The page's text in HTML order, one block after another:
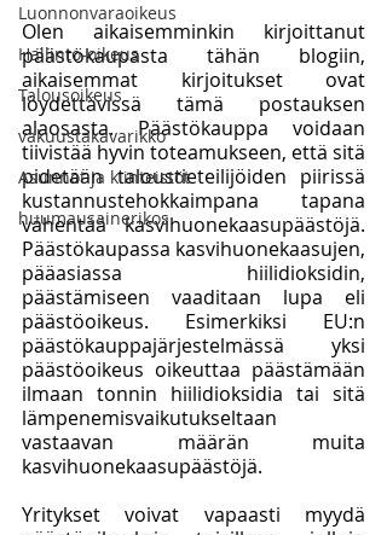
Luonnonvaraoikeus
Hallinto-oikeus
Talousoikeus
vakuustakavarikko
Asunnot ja kiinteistöt
huumausainerikos
Olen aikaisemminkin kirjoittanut
päästökaupasta tähän blogiin,
aikaisemmat kirjoitukset ovat
löydettävissä tämä postauksen
alaosasta. Päästökauppa voidaan
tiivistää hyvin toteamukseen, että sitä
pidetään taloustieteilijöiden piirissä
kustannustehokkaimpana tapana
vähentää kasvihuonekaasupäästöjä.
Päästökaupassa kasvihuonekaasujen,
pääasiassa hiilidioksidin,
päästämiseen vaaditaan lupa eli
päästöoikeus. Esimerkiksi EU:n
päästökauppajärjestelmässä yksi
päästöoikeus oikeuttaa päästämään
ilmaan tonnin hiilidioksidia tai sitä
lämpenemisvaikutukseltaan
vastaavan määrän muita
kasvihuonekaasupäästöjä.
Yritykset voivat vapaasti myydä